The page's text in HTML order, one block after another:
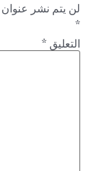
لن يتم نشر عنوان
*
التعليق *